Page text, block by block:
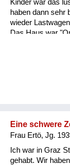
Kinder war das
haben dann sehr
wieder
Das Haus war
seine Möbel.
Eine schwere
Frau Ertö, Jg.
Ich war in Graz
gehabt. Wir